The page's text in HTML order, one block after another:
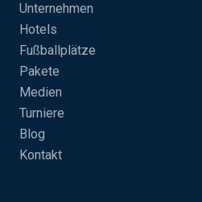
Unternehmen
Hotels
Fußballplätze
Pakete
Medien
Turniere
Blog
Kontakt